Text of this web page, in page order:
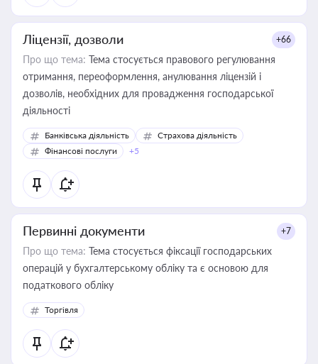
Ліцензії, дозволи +66
Про що тема: Тема стосується правового регулювання
отримання, переоформлення, анулювання ліцензій і
дозволів, необхідних для провадження господарської
діяльності
Банківська діяльність
Страхова діяльність
Фінансові послуги
+5
Первинні документи +7
Про що тема: Тема стосується фіксації господарських
операцій у бухгалтерському обліку та є основою для
податкового обліку
Торгівля